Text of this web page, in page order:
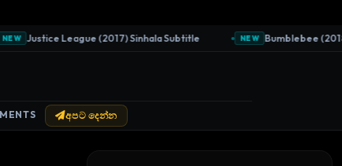
Justice League (2017) Sinhala Subtitle NEW Bumblebee (2018)
අපට දෙන්න